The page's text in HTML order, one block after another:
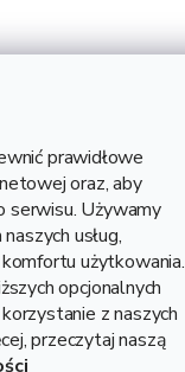
prawidłowe
oraz, aby
serwisu. Używamy
usług,
użytkowania.
opcjonalnych
z naszych
przeczytaj naszą